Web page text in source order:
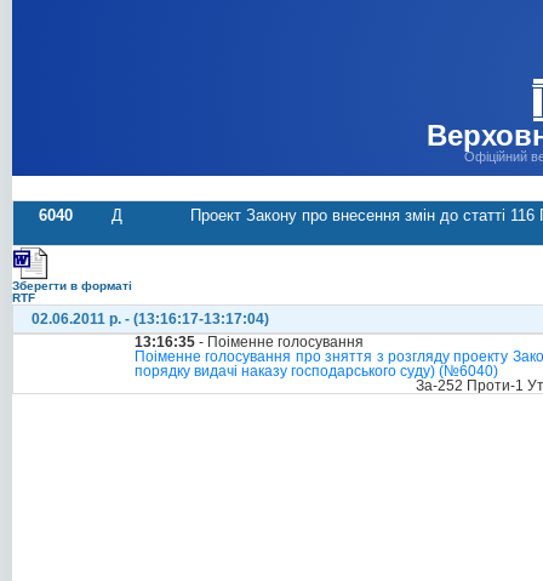
Офіційний
6040 Д Проект Закону про внесення змін до статті
Зберегти в форматі
RTF
02.06.2011 р. - (13:16:17-13:17:04)
13:16:35 - Поіменне голосування
Поіменне голосування про зняття з розгляду проекту
порядку видачі наказу господарського суду) (№6040)
За-252 Проти-1